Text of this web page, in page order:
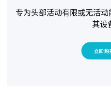
专为头部活动有限或无活
其设
立即购